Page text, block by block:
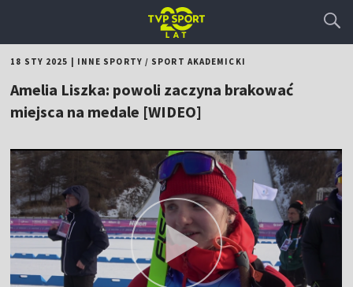
18 STY 2025 INNE SPORTY / SPORT AKADEMICKI
Amelia Liszka: powoli zaczyna brakować
miejsca na medale [WIDEO]